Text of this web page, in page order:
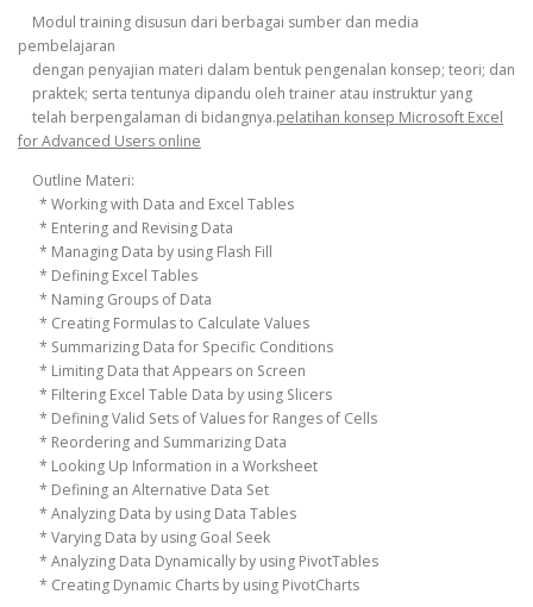
Modul training disusun dari berbagai sumber dan media
pembelajaran
dengan penyajian materi dalam bentuk pengenalan konsep; teori; dan
praktek; serta tentunya dipandu oleh trainer atau instruktur yang
telah berpengalaman di bidangnya.pelatihan konsep Microsoft Excel
for Advanced Users online
Outline Materi:
* Working with Data and Excel Tables
* Entering and Revising Data
* Managing Data by using Flash Fill
* Defining Excel Tables
* Naming Groups of Data
* Creating Formulas to Calculate Values
* Summarizing Data for Specific Conditions
* Limiting Data that Appears on Screen
* Filtering Excel Table Data by using Slicers
* Defining Valid Sets of Values for Ranges of Cells
* Reordering and Summarizing Data
* Looking Up Information in a Worksheet
* Defining an Alternative Data Set
* Analyzing Data by using Data Tables
* Varying Data by using Goal Seek
* Analyzing Data Dynamically by using PivotTables
* Creating Dynamic Charts by using PivotCharts